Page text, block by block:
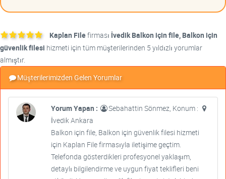
Kaplan Filefirması İvedik Balkon için file, Balkon için
güvenlik filesi hizmeti için tüm müşterilerinden 5 yıldızlı yorumlar
almıştır.
Müşterilerimizden Gelen Yorumlar
Yorum Yapan :
Sebahattin Sönmez, Konum :
İvedik Ankara
Balkon için file, Balkon için güvenlik filesi hizmeti
için Kaplan File firmasıyla iletişime geçtim.
Telefonda gösterdikleri profesyonel yaklaşım,
detaylı bilgilendirme ve uygun fiyat teklifleri beni